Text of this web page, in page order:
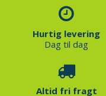
Hurtig levering
Dag til dag
Altid fri fragt